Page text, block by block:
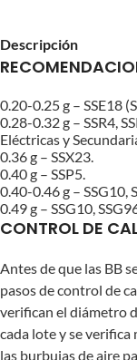
Descripción
0.20-0.25 g – SSE18
0.28-0.32 g – SSR4,
Eléctricas y
0.36 g – SSX23.
0.40 g – SSP5.
0.40-0.46 g – SSG10,
0.49 g – SSG10,
CONTROL DE
Antes de que las BB
pasos de control de
verifican el diámetro
cada lote y se
las burbujas de aire